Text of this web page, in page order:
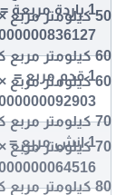
50 كيلومتر مربع × 1000 = 50000 دونم
60 كيلومتر مربع كم دونم؟
60 كيلومتر مربع × 1000 = 60000 دونم
70 كيلومتر مربع كم دونم؟
70 كيلومتر مربع × 1000 = 70000 دونم
80 كيلومتر مربع كم دونم؟
1 ياردة مربعة =
0.000000836127
1 قدم مربع =
0.000000092903
1 انش مربع =